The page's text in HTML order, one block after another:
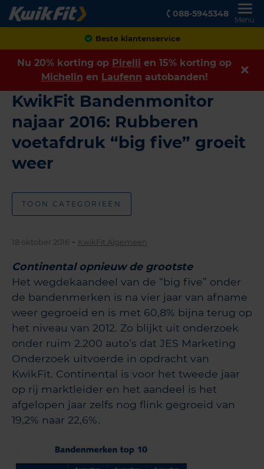
088-5945348
Menu
Beste klantenservice
Nu 20% korting op Pirelli en 15% korting op
Michelin en Laufenn autobanden!
KwikFit Bandenmonitor
najaar 2016: Rubberen
voetafdruk “big five” groeit
weer
TOON CATEGORIEËN
18 oktober 2016 - KwikFit Algemeen
Continental opnieuw de grootste
Het wegdekaandeel van de “big five” onder
de bandenmerken is na vier jaar van afname
weer gegroeid en is met 60,8% bijna terug op
het niveau van 2012. Zo blijkt uit onderzoek
onder ruim 2.200 auto’s dat JES Marketing
Onderzoek uitvoerde in opdracht van
KwikFit. Continental is voor het tweede jaar
op rij marktleider en het aandeel is het
afgelopen jaar zelfs nog flink gegroeid van
19,2% naar 22,6%.